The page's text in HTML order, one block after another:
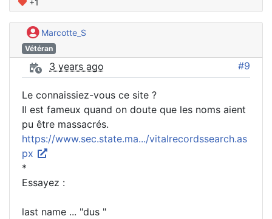
Marcotte_S
Vétéran
3 years ago #9
Le connaissiez-vous ce site ?
Il est fameux quand on doute que les noms aient
pu être massacrés.
https://www.sec.state.ma.../vitalrecordssearch.as
px
*
Essayez :
last name ... "dus "